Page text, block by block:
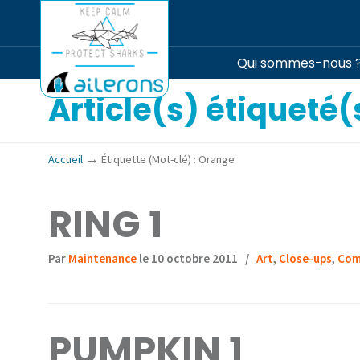
Qui sommes-nous
Article(s)
Accueil →Étiquette (Mot-clé) : Orange
RING 1
Par Maintenance le 10 octobre 2011 / Art, Close-ups,